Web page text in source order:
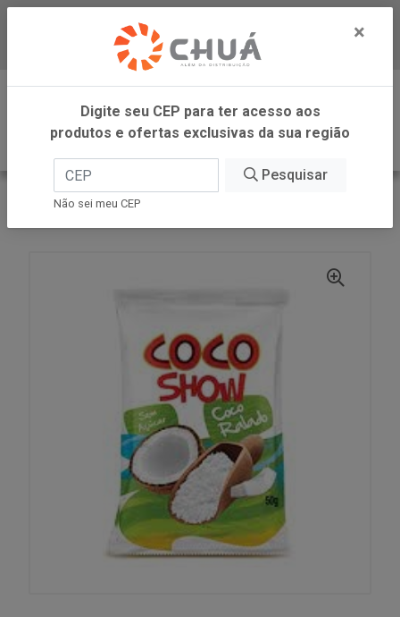
Baixe já nosso APP
0
INÍCIO
COPRA ALIMENTOS
×
Digite seu CEP para ter acesso aos
produtos e ofertas exclusivas da sua região
Pesquisar
Não sei meu CEP